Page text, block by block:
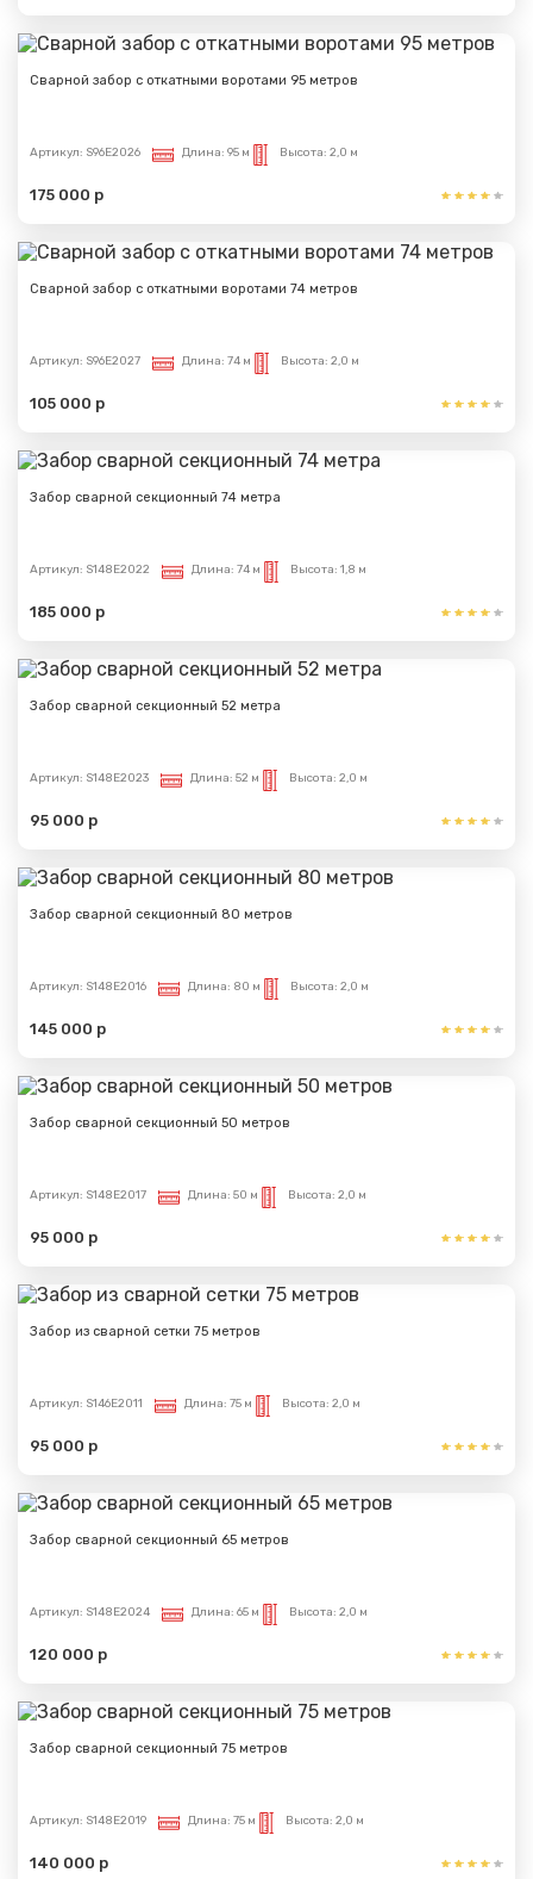
Сварной забор с откатными воротами 95 метров
Артикул: S96E2026 Длина: 95 м Высота: 2,0 м
175 000 р
Сварной забор с откатными воротами 74 метров
Артикул: S96E2027 Длина: 74 м Высота: 2,0 м
105 000 р
Забор сварной секционный 74 метра
Артикул: S148E2022 Длина: 74 м Высота: 1,8 м
185 000 р
Забор сварной секционный 52 метра
Артикул: S148E2023 Длина: 52 м Высота: 2,0 м
95 000 р
Забор сварной секционный 80 метров
Артикул: S148E2016 Длина: 80 м Высота: 2,0 м
145 000 р
Забор сварной секционный 50 метров
Артикул: S148E2017 Длина: 50 м Высота: 2,0 м
95 000 р
Забор из сварной сетки 75 метров
Артикул: S146E2011 Длина: 75 м Высота: 2,0 м
95 000 р
Забор сварной секционный 65 метров
Артикул: S148E2024 Длина: 65 м Высота: 2,0 м
120 000 р
Забор сварной секционный 75 метров
Артикул: S148E2019 Длина: 75 м Высота: 2,0 м
140 000 р
Сообщение успешно
Спасибо за обращение, наш специалист свяжется с